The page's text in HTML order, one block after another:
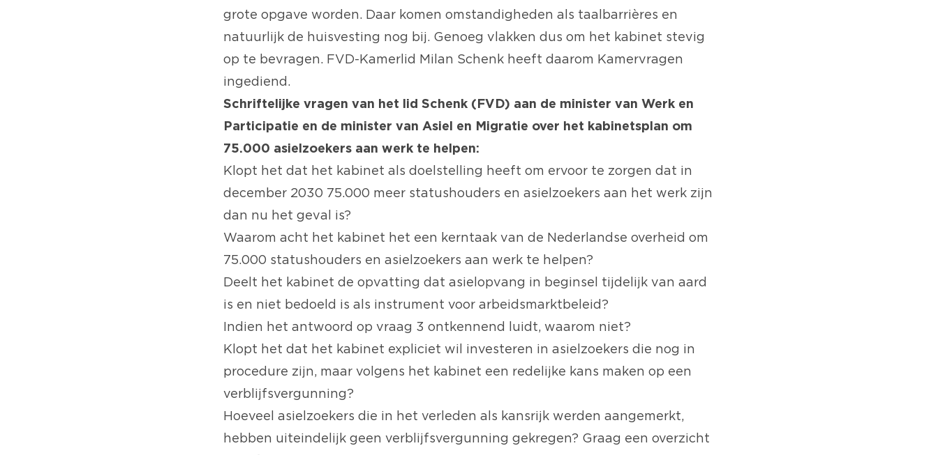
grote opgave worden. Daar komen omstandigheden als taalbarrières en
natuurlijk de huisvesting nog bij. Genoeg vlakken dus om het kabinet stevig
op te bevragen. FVD-Kamerlid Milan Schenk heeft daarom Kamervragen
ingediend.
Schriftelijke vragen van het lid Schenk (FVD) aan de minister van Werk en
Participatie en de minister van Asiel en Migratie over het kabinetsplan om
75.000 asielzoekers aan werk te helpen:
Klopt het dat het kabinet als doelstelling heeft om ervoor te zorgen dat in
december 2030 75.000 meer statushouders en asielzoekers aan het werk zijn
dan nu het geval is?
Waarom acht het kabinet het een kerntaak van de Nederlandse overheid om
75.000 statushouders en asielzoekers aan werk te helpen?
Deelt het kabinet de opvatting dat asielopvang in beginsel tijdelijk van aard
is en niet bedoeld is als instrument voor arbeidsmarktbeleid?
Indien het antwoord op vraag 3 ontkennend luidt, waarom niet?
Klopt het dat het kabinet expliciet wil investeren in asielzoekers die nog in
procedure zijn, maar volgens het kabinet een redelijke kans maken op een
verblijfsvergunning?
Hoeveel asielzoekers die in het verleden als kansrijk werden aangemerkt,
hebben uiteindelijk geen verblijfsvergunning gekregen? Graag een overzicht